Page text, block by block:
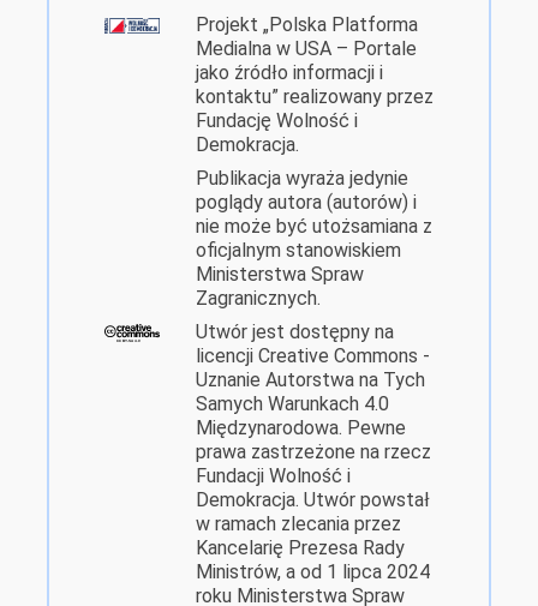
Projekt „Polska Platforma
Medialna w USA – Portale
jako źródło informacji i
kontaktu” realizowany przez
Fundację Wolność i
Demokracja.
Publikacja wyraża jedynie
poglądy autora (autorów) i
nie może być utożsamiana z
oficjalnym stanowiskiem
Ministerstwa Spraw
Zagranicznych.
Utwór jest dostępny na
licencji Creative Commons -
Uznanie Autorstwa na Tych
Samych Warunkach 4.0
Międzynarodowa. Pewne
prawa zastrzeżone na rzecz
Fundacji Wolność i
Demokracja. Utwór powstał
w ramach zlecania przez
Kancelarię Prezesa Rady
Ministrów, a od 1 lipca 2024
roku Ministerstwa Spraw